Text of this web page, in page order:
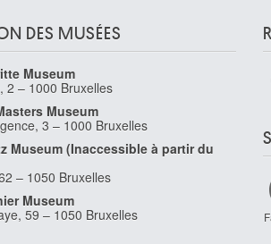
DES MUSÉES
Museum
2 – 1000 Bruxelles
Museum
3 – 1000 Bruxelles
Museum (Inaccessible à partir du
– 1050 Bruxelles
Museum
59 – 1050 Bruxelles